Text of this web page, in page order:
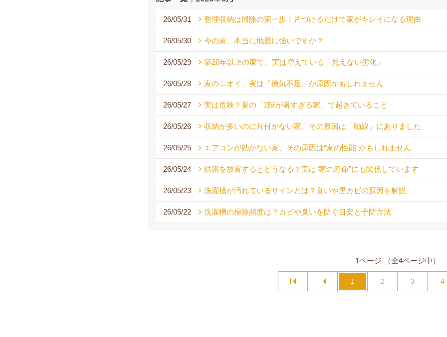
26/05/31 整理収納は掃除の第一歩！片づけるだけで家がキレイになる理由
26/05/30 今の家、本当に地震に強いですか？
26/05/29 築20年以上の家で、実は増えている「見えない劣化」
26/05/28 家のニオイ、実は「換気不足」が原因かもしれません
26/05/27 実は危険？夏の「2階が暑すぎる家」で起きていること
26/05/26 収納が多いのに片付かない家、その原因は「動線」にありました
26/05/25 エアコンが効かない家、その原因は“家の性能”かもしれません
26/05/24 結露を放置するとどうなる？実は“家の寿命”にも関係しています
26/05/23 洗濯槽が汚れているサインとは？臭いや黒カビの原因を解説
26/05/22 洗濯槽の掃除頻度は？カビや臭いを防ぐ目安と予防方法
1ページ （全4ページ中）
1 2 3 4